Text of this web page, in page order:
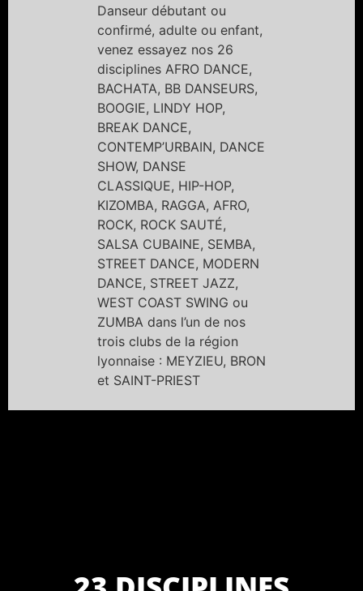
Danseur débutant ou
confirmé, adulte ou enfant,
venez essayez nos 26
disciplines AFRO DANCE,
BACHATA, BB DANSEURS,
BOOGIE, LINDY HOP,
BREAK DANCE,
CONTEMP’URBAIN, DANCE
SHOW, DANSE
CLASSIQUE, HIP-HOP,
KIZOMBA, RAGGA, AFRO,
ROCK, ROCK SAUTÉ,
SALSA CUBAINE, SEMBA,
STREET DANCE, MODERN
DANCE, STREET JAZZ,
WEST COAST SWING ou
ZUMBA dans l’un de nos
trois clubs de la région
lyonnaise : MEYZIEU, BRON
et SAINT-PRIEST